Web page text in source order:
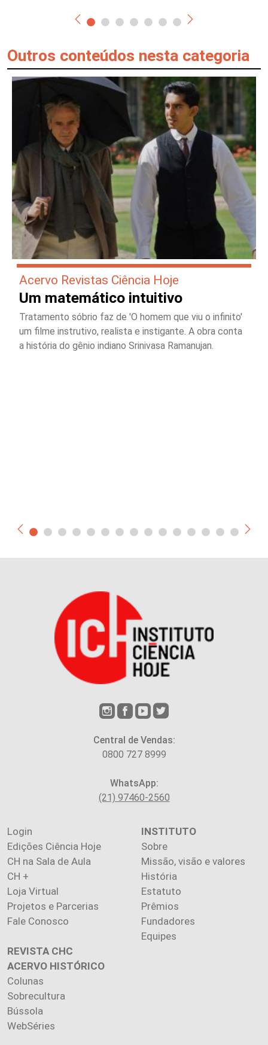
Outros conteúdos nesta categoria
Acervo Revistas Ciência Hoje
Um matemático intuitivo
Tratamento sóbrio faz de 'O homem que viu o infinito'
um filme instrutivo, realista e instigante. A obra conta
a história do gênio indiano Srinivasa Ramanujan.
Central de Vendas:
0800 727 8999
WhatsApp:
(21) 97460-2560
Login
Edições Ciência Hoje
CH na Sala de Aula
CH +
Loja Virtual
Projetos e Parcerias
Fale Conosco
INSTITUTO
Sobre
Missão, visão e valores
História
Estatuto
Prêmios
Fundadores
Equipes
REVISTA CHC
ACERVO HISTÓRICO
Colunas
Sobrecultura
Bússola
WebSéries